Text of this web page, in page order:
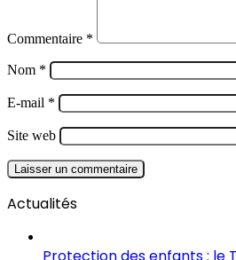
Commentaire *
Nom *
E-mail *
Site web
Actualités